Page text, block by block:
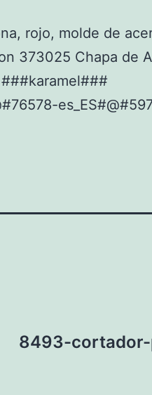
rojo, molde de
373025 Chapa de
8493-